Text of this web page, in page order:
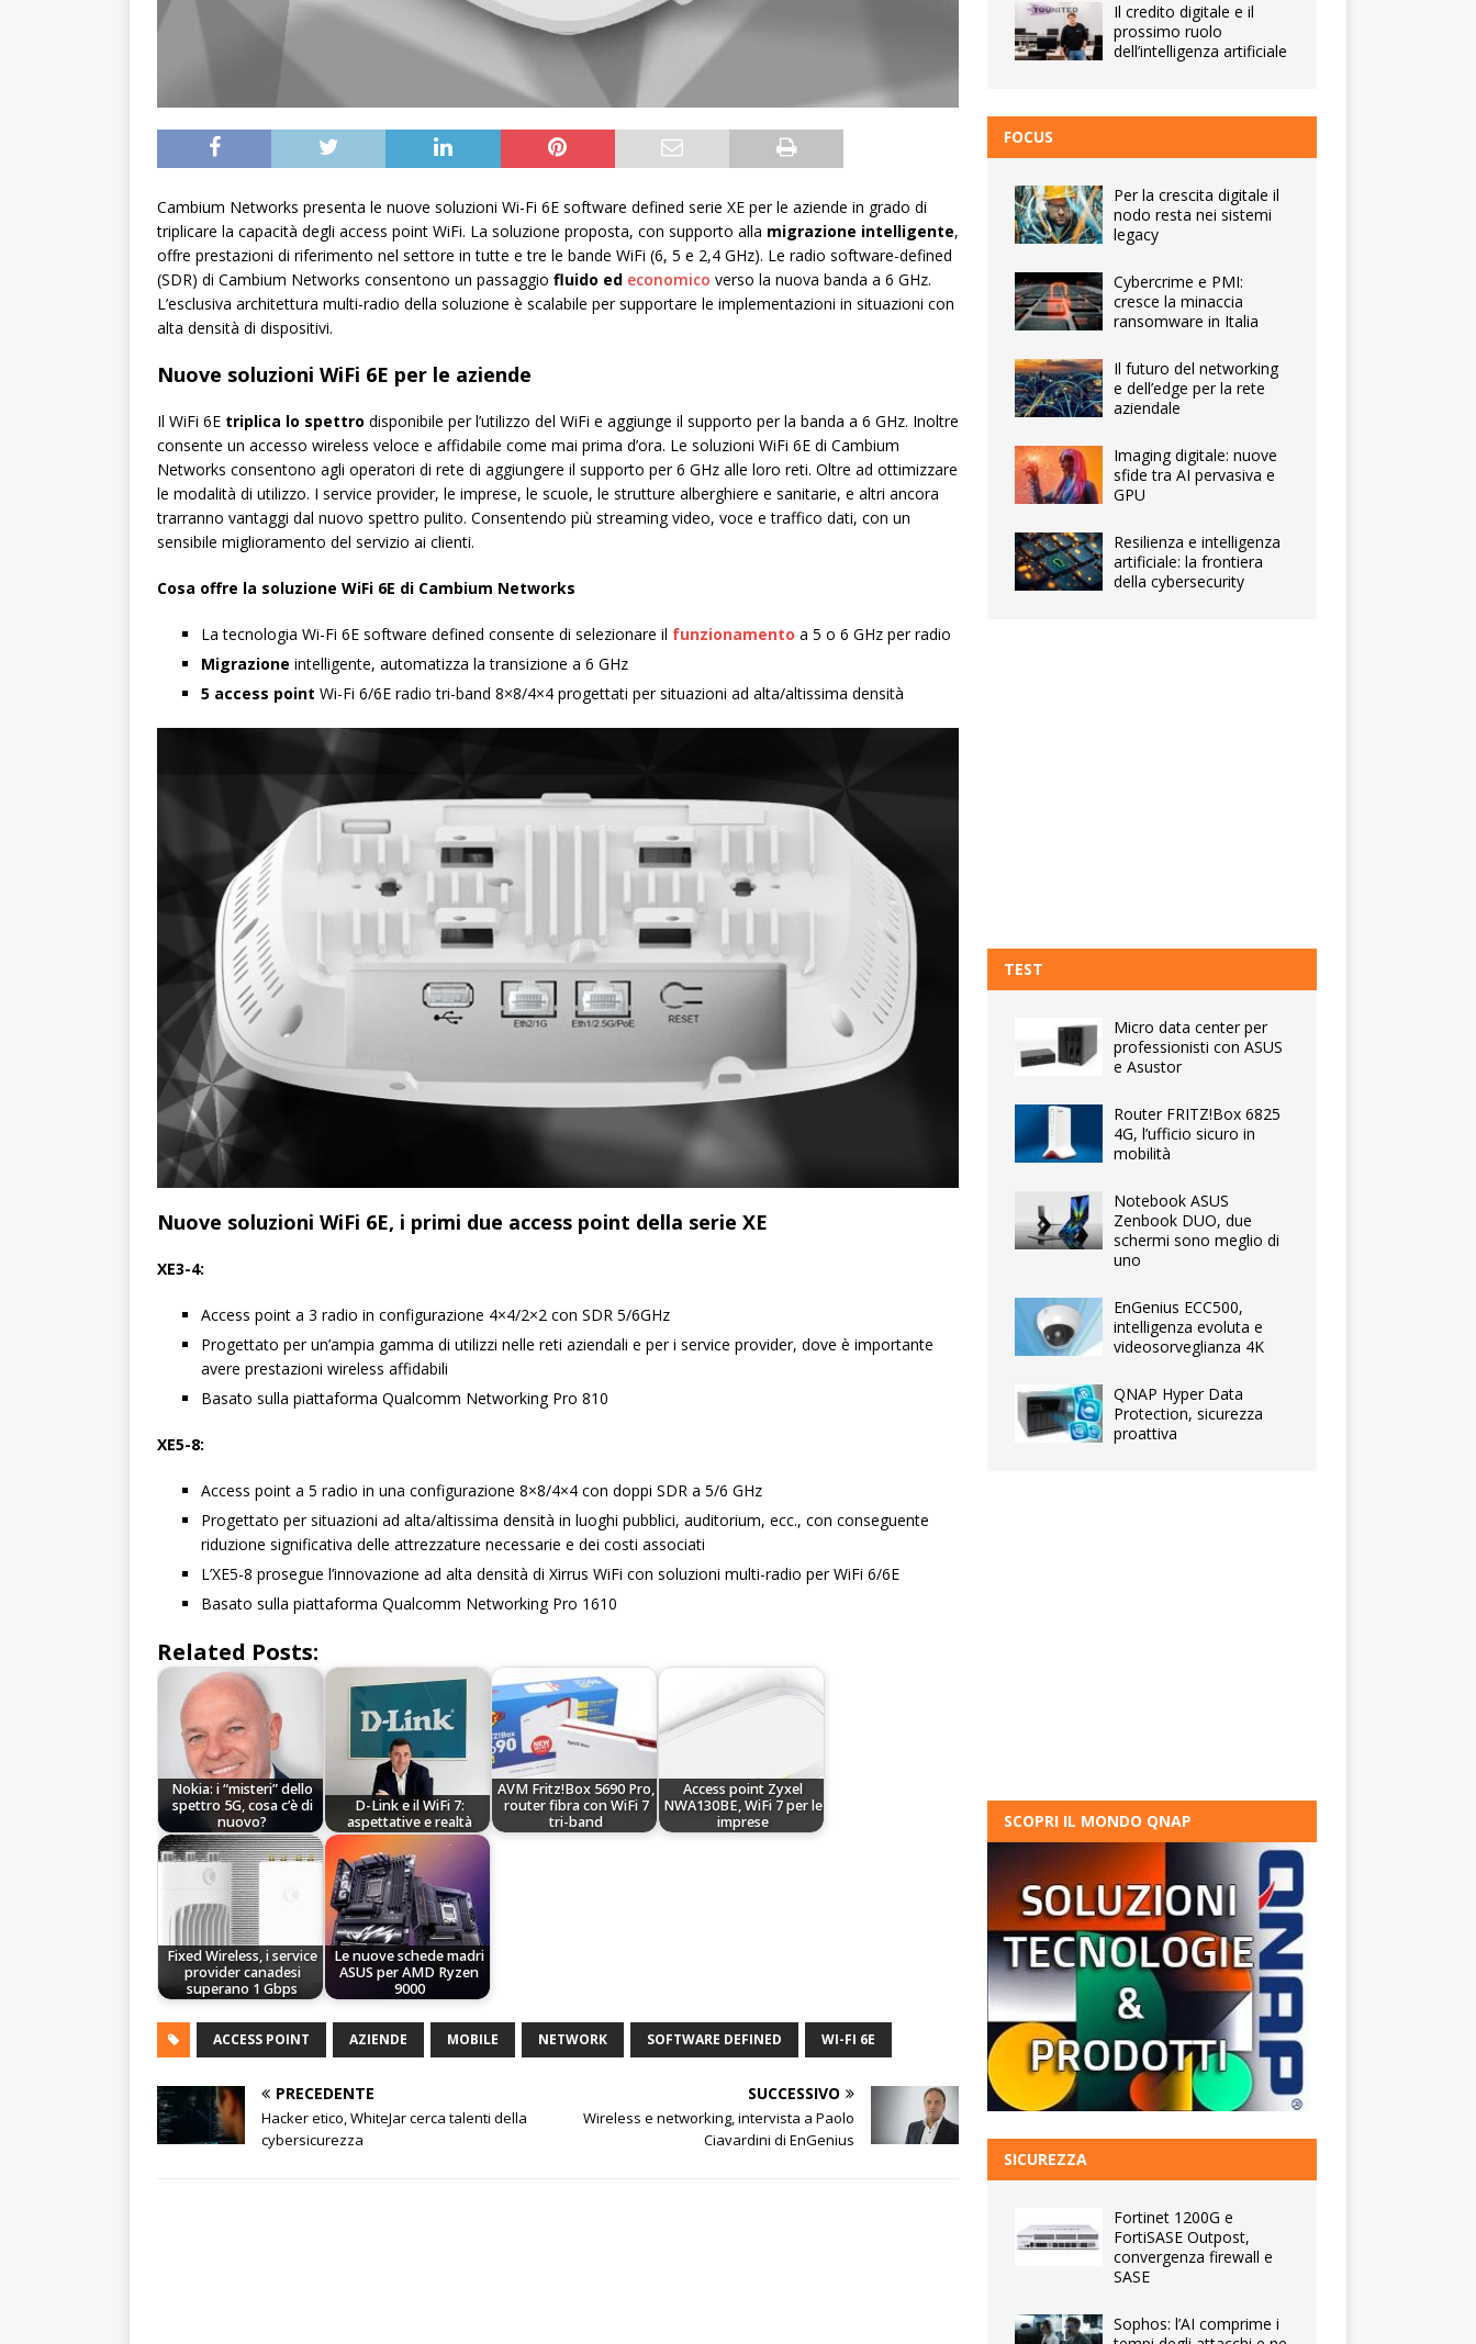
Cambium Networks presenta le nuove soluzioni Wi-Fi 6E software defined serie XE per le aziende in grado di
triplicare la capacità degli access point WiFi. La soluzione proposta, con supporto alla migrazione intelligente,
offre prestazioni di riferimento nel settore in tutte e tre le bande WiFi (6, 5 e 2,4 GHz). Le radio software-defined
(SDR) di Cambium Networks consentono un passaggio fluido ed economico verso la nuova banda a 6 GHz.
L’esclusiva architettura multi-radio della soluzione è scalabile per supportare le implementazioni in situazioni con
alta densità di dispositivi.
Nuove soluzioni WiFi 6E per le aziende
Il WiFi 6E triplica lo spettro disponibile per l’utilizzo del WiFi e aggiunge il supporto per la banda a 6 GHz. Inoltre
consente un accesso wireless veloce e affidabile come mai prima d’ora. Le soluzioni WiFi 6E di Cambium
Networks consentono agli operatori di rete di aggiungere il supporto per 6 GHz alle loro reti. Oltre ad ottimizzare
le modalità di utilizzo. I service provider, le imprese, le scuole, le strutture alberghiere e sanitarie, e altri ancora
trarranno vantaggi dal nuovo spettro pulito. Consentendo più streaming video, voce e traffico dati, con un
sensibile miglioramento del servizio ai clienti.
Cosa offre la soluzione WiFi 6E di Cambium Networks
La tecnologia Wi-Fi 6E software defined consente di selezionare il funzionamento a 5 o 6 GHz per radio
Migrazione intelligente, automatizza la transizione a 6 GHz
5 access point Wi-Fi 6/6E radio tri-band 8×8/4×4 progettati per situazioni ad alta/altissima densità
Nuove soluzioni WiFi 6E, i primi due access point della serie XE
XE3-4:
Access point a 3 radio in configurazione 4×4/2×2 con SDR 5/6GHz
Progettato per un’ampia gamma di utilizzi nelle reti aziendali e per i service provider, dove è importante
avere prestazioni wireless affidabili
Basato sulla piattaforma Qualcomm Networking Pro 810
XE5-8:
Access point a 5 radio in una configurazione 8×8/4×4 con doppi SDR a 5/6 GHz
Progettato per situazioni ad alta/altissima densità in luoghi pubblici, auditorium, ecc., con conseguente
riduzione significativa delle attrezzature necessarie e dei costi associati
L’XE5-8 prosegue l’innovazione ad alta densità di Xirrus WiFi con soluzioni multi-radio per WiFi 6/6E
Basato sulla piattaforma Qualcomm Networking Pro 1610
Related Posts:
Nokia: i “misteri” dello
spettro 5G, cosa c’è di
nuovo?
D-Link e il WiFi 7:
aspettative e realtà
AVM Fritz!Box 5690 Pro,
router fibra con WiFi 7
tri-band
Access point Zyxel
NWA130BE, WiFi 7 per le
imprese
Fixed Wireless, i service
provider canadesi
superano 1 Gbps
Le nuove schede madri
ASUS per AMD Ryzen
9000
ACCESS POINT AZIENDE MOBILE NETWORK SOFTWARE DEFINED WI-FI 6E
PRECEDENTE
Hacker etico, WhiteJar cerca talenti della
cybersicurezza
SUCCESSIVO
Wireless e networking, intervista a Paolo
Ciavardini di EnGenius
Il credito digitale e il
prossimo ruolo
dell’intelligenza artificiale
FOCUS
Per la crescita digitale il
nodo resta nei sistemi
legacy
Cybercrime e PMI:
cresce la minaccia
ransomware in Italia
Il futuro del networking
e dell’edge per la rete
aziendale
Imaging digitale: nuove
sfide tra AI pervasiva e
GPU
Resilienza e intelligenza
artificiale: la frontiera
della cybersecurity
TEST
Micro data center per
professionisti con ASUS
e Asustor
Router FRITZ!Box 6825
4G, l’ufficio sicuro in
mobilità
Notebook ASUS
Zenbook DUO, due
schermi sono meglio di
uno
EnGenius ECC500,
intelligenza evoluta e
videosorveglianza 4K
QNAP Hyper Data
Protection, sicurezza
proattiva
SCOPRI IL MONDO QNAP
SICUREZZA
Fortinet 1200G e
FortiSASE Outpost,
convergenza firewall e
SASE
Sophos: l’AI comprime i